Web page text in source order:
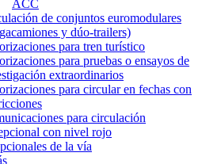
ACC
de conjuntos euromodulares
y dúo-trailers)
para tren turístico
para pruebas o ensayos de
extraordinarios
para circular en fechas con
para circulación
con nivel rojo
de la vía